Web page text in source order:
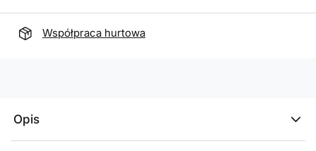
Współpraca hurtowa
Opis